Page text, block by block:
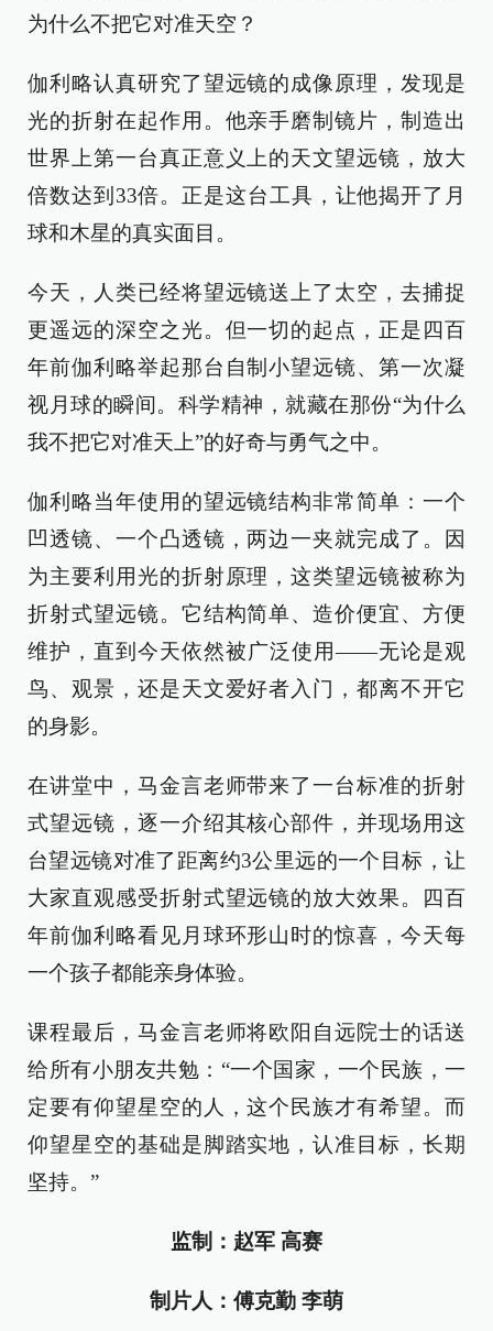
为什么不把它对准天空？
伽利略认真研究了望远镜的成像原理，发现是
光的折射在起作用。他亲手磨制镜片，制造出
世界上第一台真正意义上的天文望远镜，放大
倍数达到33倍。正是这台工具，让他揭开了月
球和木星的真实面目。
今天，人类已经将望远镜送上了太空，去捕捉
更遥远的深空之光。但一切的起点，正是四百
年前伽利略举起那台自制小望远镜、第一次凝
视月球的瞬间。科学精神，就藏在那份“为什么
我不把它对准天上”的好奇与勇气之中。
伽利略当年使用的望远镜结构非常简单：一个
凹透镜、一个凸透镜，两边一夹就完成了。因
为主要利用光的折射原理，这类望远镜被称为
折射式望远镜。它结构简单、造价便宜、方便
维护，直到今天依然被广泛使用——无论是观
鸟、观景，还是天文爱好者入门，都离不开它
的身影。
在讲堂中，马金言老师带来了一台标准的折射
式望远镜，逐一介绍其核心部件，并现场用这
台望远镜对准了距离约3公里远的一个目标，让
大家直观感受折射式望远镜的放大效果。四百
年前伽利略看见月球环形山时的惊喜，今天每
一个孩子都能亲身体验。
课程最后，马金言老师将欧阳自远院士的话送
给所有小朋友共勉：“一个国家，一个民族，一
定要有仰望星空的人，这个民族才有希望。而
仰望星空的基础是脚踏实地，认准目标，长期
坚持。”
监制：赵军 高赛
制片人：傅克勤 李萌